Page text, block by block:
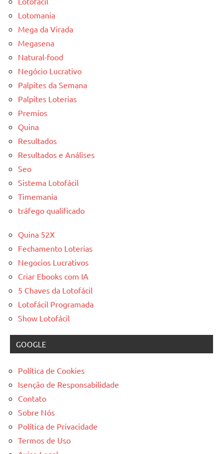
Lotomania
Mega da Virada
Megasena
Natural-food
Negócio Lucrativo
Palpites da Semana
Palpites Loterias
Premios
Quina
Resultados
Resultados e Análises
Seo
Sistema Lotofácil
Timemania
tráfego qualificado
Quina 52X
Fechamento Loterias
Negocios Lucrativos
Criar Ebooks com IA
5 Chaves da Lotofácil
Lotofácil Programada
Show Lotofácil
GOOGLE
Política de Cookies
Isenção de Responsabilidade
Contato
Sobre Nós
Política de Privacidade
Termos de Uso